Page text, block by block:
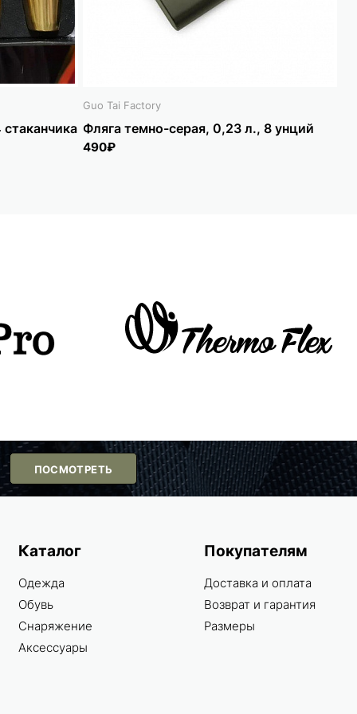
Guo Tai Factory
Фляга темно-серая, 0,23 л., 8 унций
490₽
ПОСМОТРЕТЬ
Каталог
Одежда
Обувь
Снаряжение
Аксессуары
Покупателям
Доставка и оплата
Возврат и гарантия
Размеры